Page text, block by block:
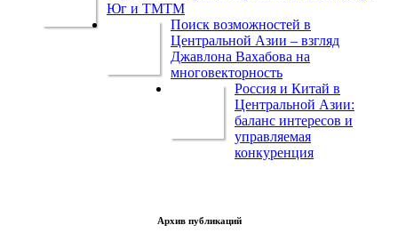
Юг и ТМТМ
Поиск возможностей в
Центральной Азии – взгляд
Джавлона Вахабова на
многовекторность
Россия и Китай в
Центральной Азии:
баланс интересов и
управляемая
конкуренция
Архив публикаций